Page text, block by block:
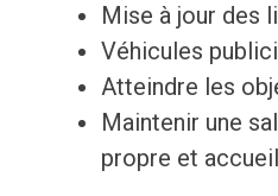
Mise à jour des
Véhicules
Atteindre les
Maintenir une
propre et